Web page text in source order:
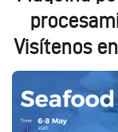
Visítenos